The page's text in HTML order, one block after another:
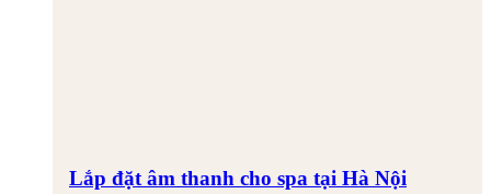
Lắp đặt âm thanh cho spa tại Hà Nội